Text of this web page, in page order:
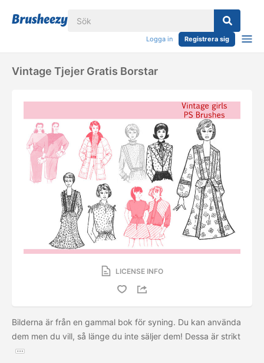
Logga in Registrera sig
Vintage Tjejer Gratis Borstar
LICENSE INFO
Bilderna är från en gammal bok för syning. Du kan använda
dem men du vill, så länge du inte säljer dem! Dessa är strikt